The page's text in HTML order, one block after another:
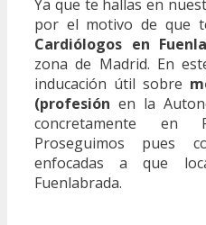
Ya que te hallas en
por el motivo de que
Cardiólogos en
zona de Madrid. En
inducación útil sobre
(profesión en la
concretamente en
Proseguimos pues
enfocadas a que
Fuenlabrada.